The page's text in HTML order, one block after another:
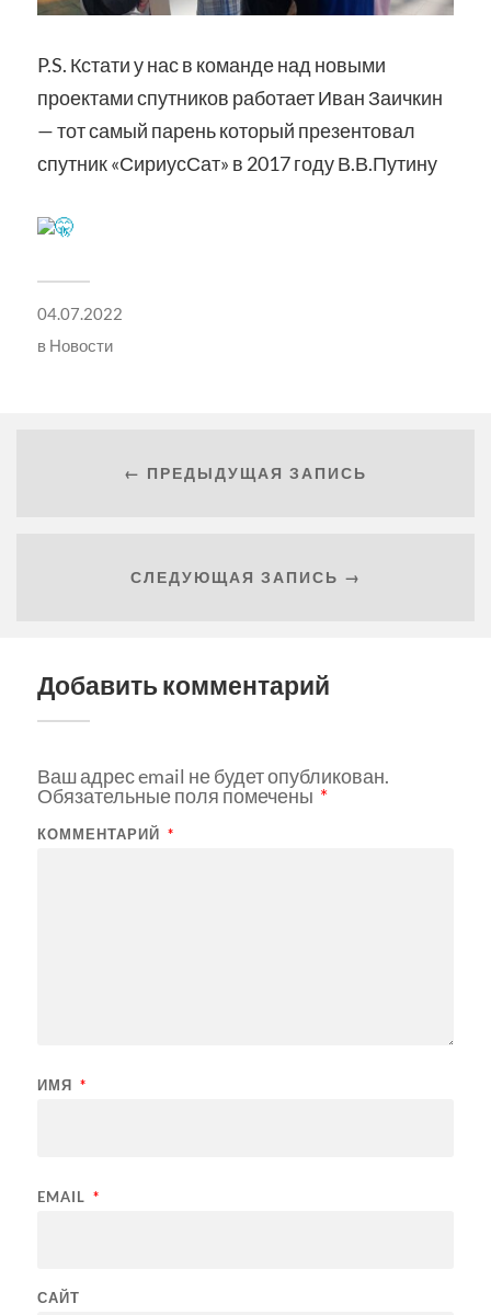
P.S. Кстати у нас в команде над новыми
проектами спутников работает Иван Заичкин
— тот самый парень который презентовал
спутник «СириусСат» в 2017 году В.В.Путину
04.07.2022
в Новости
← ПРЕДЫДУЩАЯ ЗАПИСЬ
СЛЕДУЮЩАЯ ЗАПИСЬ →
Добавить комментарий
Ваш адрес email не будет опубликован.
Обязательные поля помечены *
КОММЕНТАРИЙ *
ИМЯ *
EMAIL *
САЙТ